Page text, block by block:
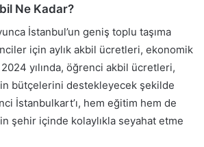
Ne Kadar?
İstanbul’un geniş toplu taşıma
için aylık akbil ücretleri, ekonomik
yılında, öğrenci akbil ücretleri,
bütçelerini destekleyecek şekilde
İstanbulkart’ı, hem eğitim hem de
şehir içinde kolaylıkla seyahat etme